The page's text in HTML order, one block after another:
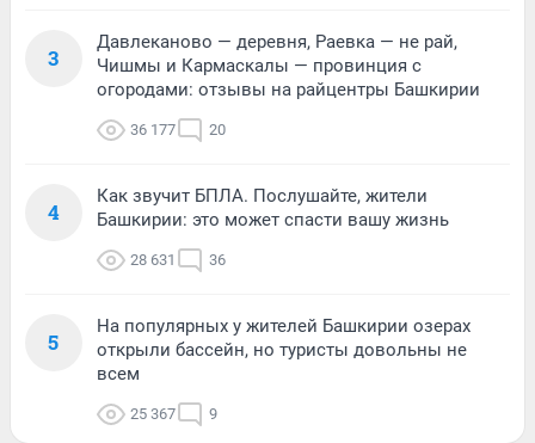
3
Давлеканово — деревня, Раевка — не рай,
Чишмы и Кармаскалы — провинция с
огородами: отзывы на райцентры Башкирии
36 177 20
4
Как звучит БПЛА. Послушайте, жители
Башкирии: это может спасти вашу жизнь
28 631 36
5
На популярных у жителей Башкирии озерах
открыли бассейн, но туристы довольны не
всем
25 367 9